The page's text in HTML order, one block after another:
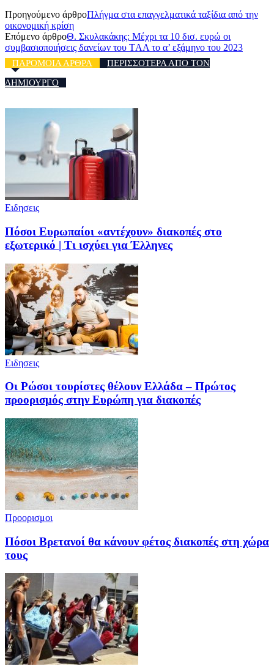
Προηγούμενο άρθροΠλήγμα στα επαγγελματικά ταξίδια από την
οικονομική κρίση
Επόμενο άρθροΘ. Σκυλακάκης: Μέχρι τα 10 δισ. ευρώ οι
συμβασιοποιήσεις δανείων του ΤAA το α’ εξάμηνο του 2023
ΠΑΡΟΜΟΙΑ ΑΡΘΡΑ
ΠΕΡΙΣΣΟΤΕΡΑ ΑΠΟ ΤΟΝ
ΔΗΜΙΟΥΡΓΟ
Ειδησεις
Πόσοι Ευρωπαίοι «αντέχουν» διακοπές στο
εξωτερικό | Τι ισχύει για Έλληνες
Ειδησεις
Οι Ρώσοι τουρίστες θέλουν Ελλάδα – Πρώτος
προορισμός στην Ευρώπη για διακοπές
Προορισμοι
Πόσοι Βρετανοί θα κάνουν φέτος διακοπές στη χώρα
τους